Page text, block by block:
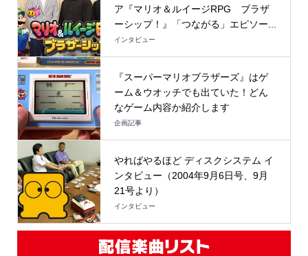
ア『マリオ＆ルイージRPG ブラザ
ーシップ！』「つながる」エピソー...
インタビュー
『スーパーマリオブラザーズ』はゲ
ーム＆ウオッチでも出ていた！どん
なゲーム内容か紹介します
企画記事
やればやるほど ディスクシステム イ
ンタビュー（2004年9月6日号、9月
21号より）
インタビュー